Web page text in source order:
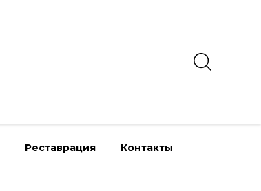
Реставрация Контакты